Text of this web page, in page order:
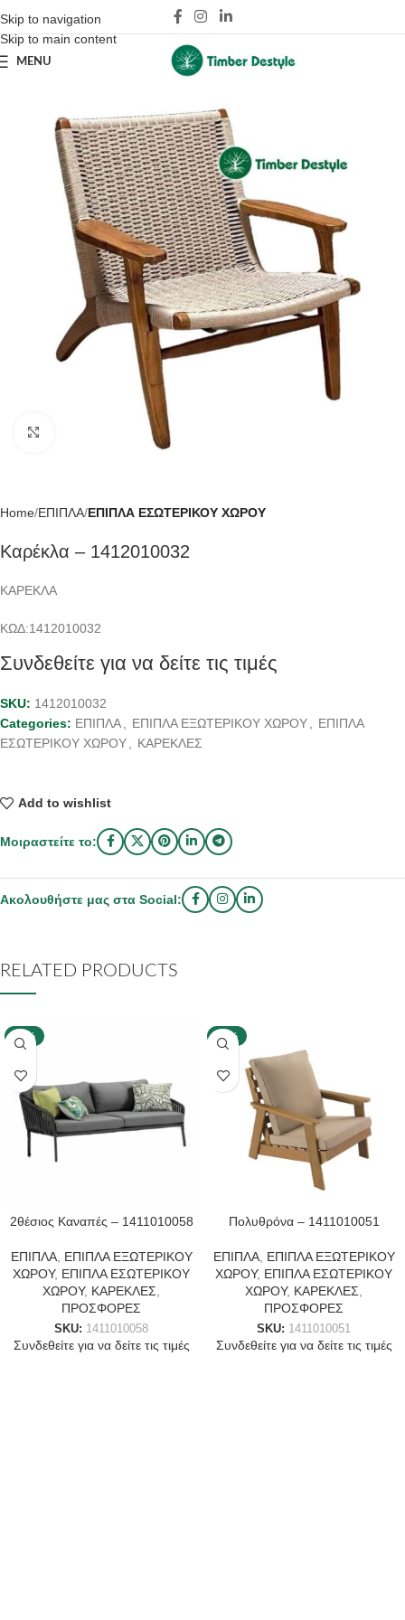
Skip to navigation
Skip to main content
MENU
Home ΕΠΙΠΛΑ ΕΠΙΠΛΑ ΕΣΩΤΕΡΙΚΟΥ ΧΩΡΟΥ
Καρέκλα – 1412010032
ΚΑΡΕΚΛΑ
ΚΩΔ:1412010032
Συνδεθείτε για να δείτε τις τιμές
SKU: 1412010032
Categories: ΕΠΙΠΛΑ ΕΠΙΠΛΑ ΕΞΩΤΕΡΙΚΟΥ ΧΩΡΟΥ
ΕΠΙΠΛΑ
ΕΣΩΤΕΡΙΚΟΥ ΧΩΡΟΥ
ΚΑΡΕΚΛΕΣ
Add to wishlist
Μοιραστείτε το:
Ακολουθήστε μας στα Social:
RELATED PRODUCTS
-40%
2θέσιος Καναπές – 1411010058
ΕΠΙΠΛΑ, ΕΠΙΠΛΑ ΕΞΩΤΕΡΙΚΟΥ
ΧΩΡΟΥ, ΕΠΙΠΛΑ ΕΣΩΤΕΡΙΚΟΥ
ΧΩΡΟΥ, ΚΑΡΕΚΛΕΣ
ΠΡΟΣΦΟΡΕΣ
SKU: 1411010058
Συνδεθείτε για να δείτε τις τιμές
-40%
Πολυθρόνα – 1411010051
ΕΠΙΠΛΑ, ΕΠΙΠΛΑ ΕΞΩΤΕΡΙΚΟΥ
ΧΩΡΟΥ, ΕΠΙΠΛΑ ΕΣΩΤΕΡΙΚΟΥ
ΧΩΡΟΥ, ΚΑΡΕΚΛΕΣ
ΠΡΟΣΦΟΡΕΣ
SKU: 1411010051
Συνδεθείτε για να δείτε τις τιμές